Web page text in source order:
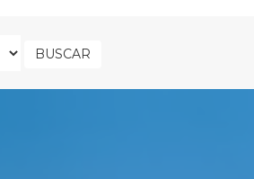
BUSCAR